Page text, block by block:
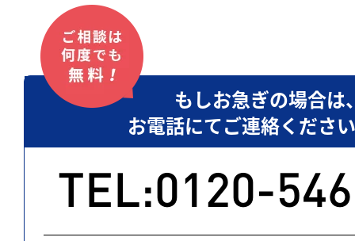
もしお急ぎの場合は
お電話にてご連絡くださ
TEL:0120-